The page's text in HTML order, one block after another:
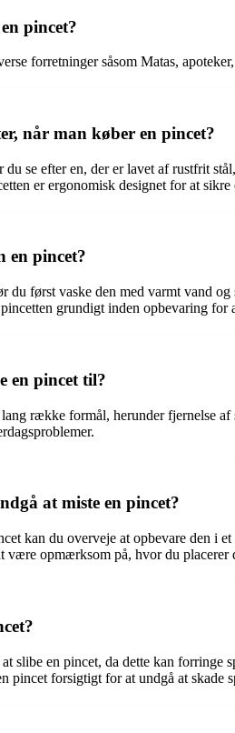
pincet?
forretninger såsom Matas,
når man køber en pincet?
se efter en, der er lavet af rustfrit
er ergonomisk designet for at
en pincet?
du først vaske den med varmt vand
grundigt inden opbevaring for
en pincet til?
række formål, herunder fjernelse
at miste en pincet?
kan du overveje at opbevare den i
være opmærksom på, hvor du
slibe en pincet, da dette kan forringe
pincet forsigtigt for at undgå at skade